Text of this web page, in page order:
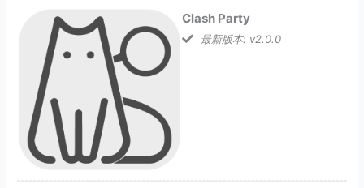
Clash Party
最新版本: v2.0.0